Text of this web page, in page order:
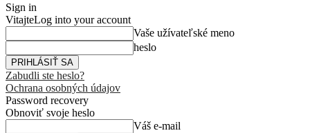
Sign in
VitajteLog into your account
Vaše užívateľské meno
heslo
Zabudli ste heslo?
Ochrana osobných údajov
Password recovery
Obnoviť svoje heslo
Váš e-mail